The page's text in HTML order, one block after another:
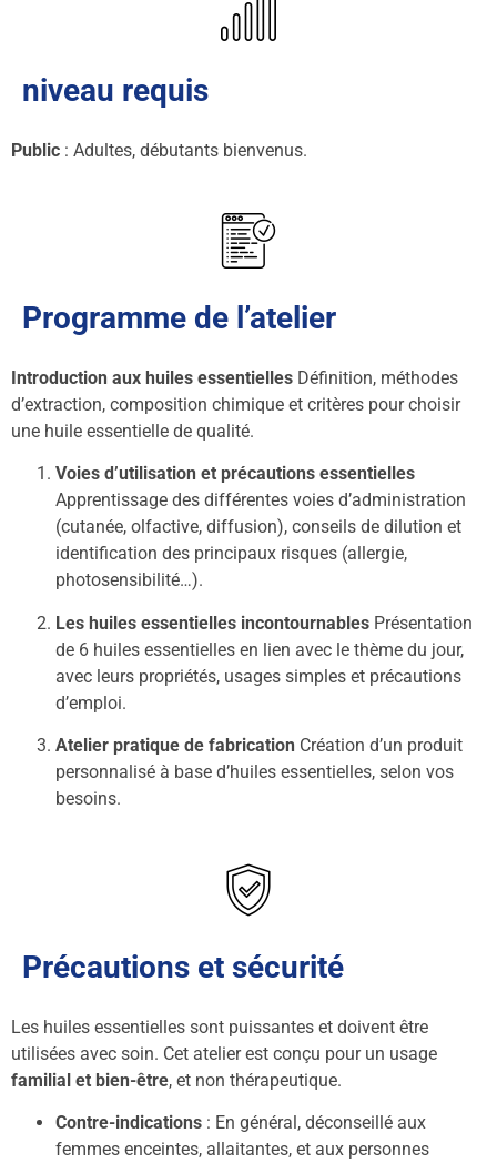
niveau requis
Public : Adultes, débutants bienvenus.
Programme de l’atelier
Introduction aux huiles essentielles Définition, méthodes
d’extraction, composition chimique et critères pour choisir
une huile essentielle de qualité.
Voies d’utilisation et précautions essentielles
Apprentissage des différentes voies d’administration
(cutanée, olfactive, diffusion), conseils de dilution et
identification des principaux risques (allergie,
photosensibilité…).
Les huiles essentielles incontournables Présentation
de 6 huiles essentielles en lien avec le thème du jour,
avec leurs propriétés, usages simples et précautions
d’emploi.
Atelier pratique de fabrication Création d’un produit
personnalisé à base d’huiles essentielles, selon vos
besoins.
Précautions et sécurité
Les huiles essentielles sont puissantes et doivent être
utilisées avec soin. Cet atelier est conçu pour un usage
familial et bien-être, et non thérapeutique.
Contre-indications : En général, déconseillé aux
femmes enceintes, allaitantes, et aux personnes